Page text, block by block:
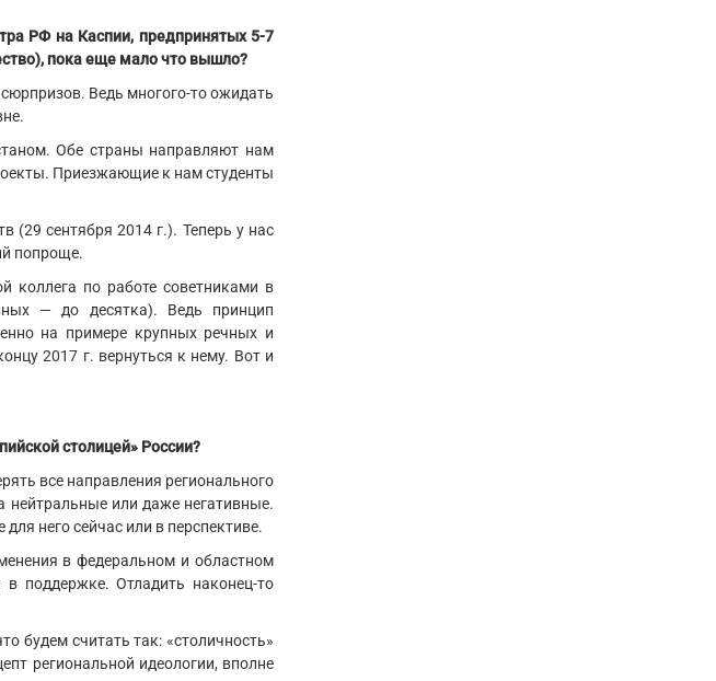
РФ на Каспии, предпринятых 5-7
пока еще мало что вышло?
Ведь многого-то ожидать
Обе страны направляют нам
Приезжающие к нам студенты
(29 сентября 2014 г.). Теперь у нас
попроще.
коллега по работе советниками в
— до десятка). Ведь принцип
на примере крупных речных и
2017 г. вернуться к нему. Вот и
столицей» России?
все направления регионального
или даже негативные.
него сейчас или в перспективе.
в федеральном и областном
поддержке. Отладить наконец-то
будем считать так: «столичность»
региональной идеологии, вполне